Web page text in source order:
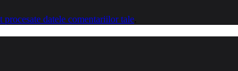
procesate datele comentariilor tale